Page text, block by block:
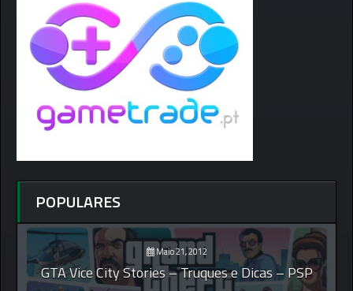
POPULARES
Maio 21, 2012
GTA Vice City Stories – Truques e Dicas – PSP